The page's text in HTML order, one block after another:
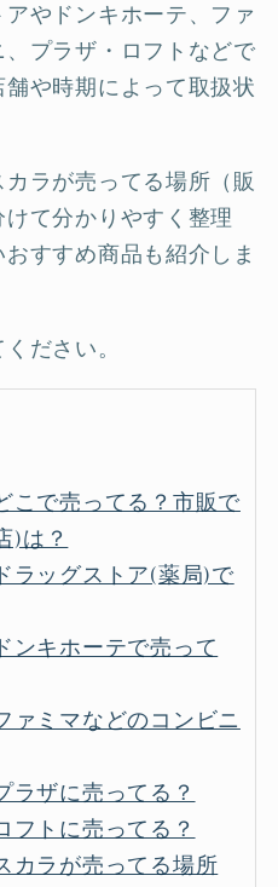
やドンキホーテ、ファ
プラザ・ロフトなどで
や時期によって取扱状
ラが売ってる場所（販
て分かりやすく整理
すすめ商品も紹介しま
ださい。
こで売ってる？市販で
)は？
ラッグストア(薬局)で
ンキホーテで売って
ァミマなどのコンビニ
ラザに売ってる？
フトに売ってる？
カラが売ってる場所